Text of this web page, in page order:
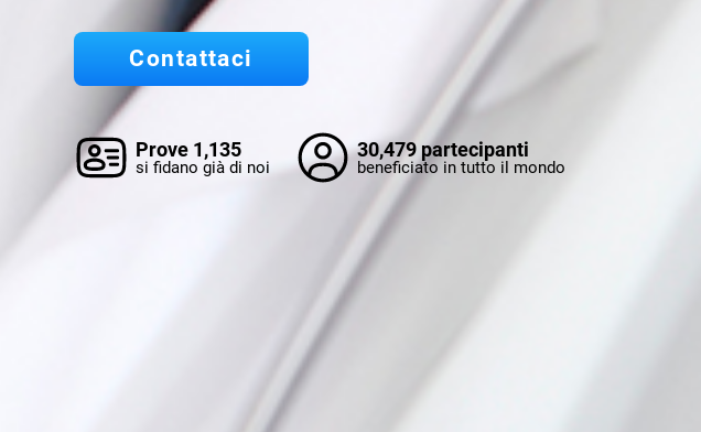
Contattaci
Prove 1,135
si fidano già di noi
30,479 partecipanti
beneficiato in tutto il mondo